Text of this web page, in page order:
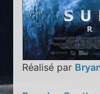
Réalisé par